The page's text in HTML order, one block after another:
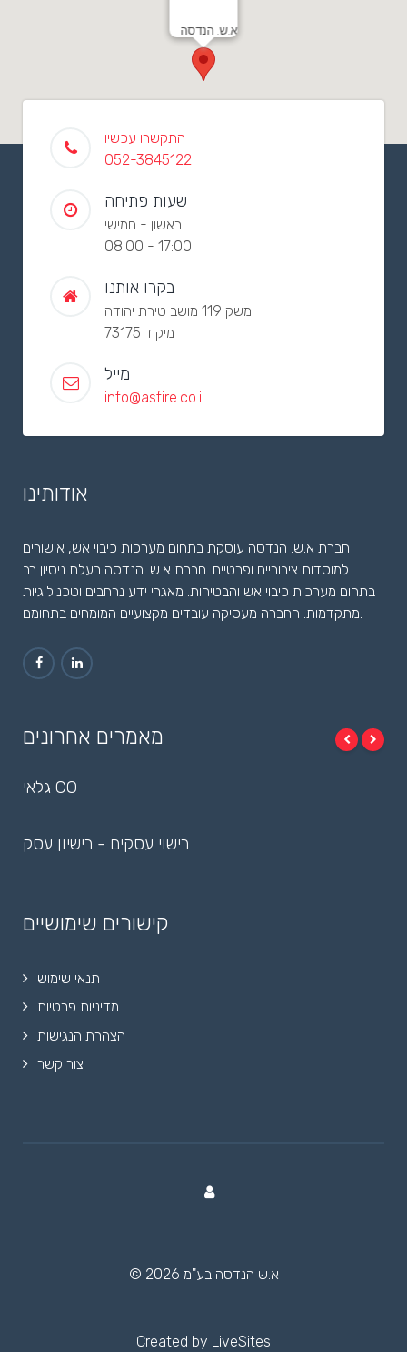
א.ש. הנדסה
התקשרו עכשיו
052-3845122
שעות פתיחה
ראשון - חמישי
08:00 - 17:00
בקרו אותנו
משק 119 מושב טירת יהודה
מיקוד 73175
מייל
info@asfire.co.il
אודותינו
חברת א.ש. הנדסה עוסקת בתחום מערכות כיבוי אש, אישורים
למוסדות ציבוריים ופרטיים. חברת א.ש. הנדסה בעלת ניסיון רב
בתחום מערכות כיבוי אש והבטיחות. מאגרי ידע נרחבים וטכנולוגיות
מאמרים אחרונים
גלאי CO
רישוי עסקים - רישיון עסק
קישורים שימושיים
תנאי שימוש
מדיניות פרטיות
הצהרת הנגישות
צור קשר
© 2026 א.ש הנדסה בע"מ
Created by LiveSites